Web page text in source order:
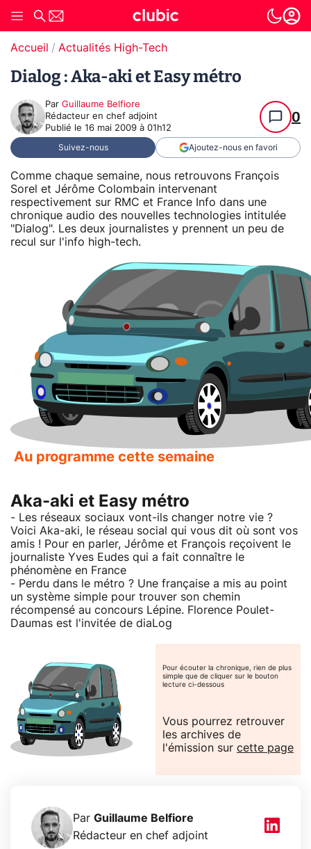
Accueil Actualités High-Tech
Dialog : Aka-aki et Easy métro
Par Guillaume Belfiore
Rédacteur en chef adjoint
Publié le 16 mai 2009 à 01h12
0
Suivez-nous Ajoutez-nous en favori
Comme chaque semaine, nous retrouvons François
Sorel et Jérôme Colombain intervenant
respectivement sur RMC et France Info dans une
chronique audio des nouvelles technologies intitulée
"Dialog". Les deux journalistes y prennent un peu de
recul sur l'info high-tech.
Au programme cette semaine
Aka-aki et Easy métro
- Les réseaux sociaux vont-ils changer notre vie ?
Voici Aka-aki, le réseau social qui vous dit où sont vos
amis ! Pour en parler, Jérôme et François reçoivent le
journaliste Yves Eudes qui a fait connaître le
phénomène en France
- Perdu dans le métro ? Une française a mis au point
un système simple pour trouver son chemin
récompensé au concours Lépine. Florence Poulet-
Daumas est l'invitée de diaLog
Pour écouter la chronique, rien de plus
simple que de cliquer sur le bouton
lecture ci-dessous
Vous pourrez retrouver
les archives de
l'émission sur cette page
Par Guillaume Belfiore
Rédacteur en chef adjoint